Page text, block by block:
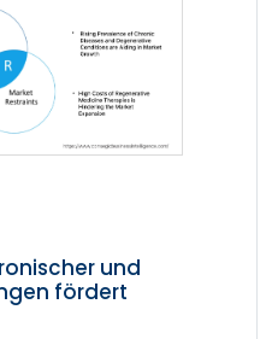
und
fördert